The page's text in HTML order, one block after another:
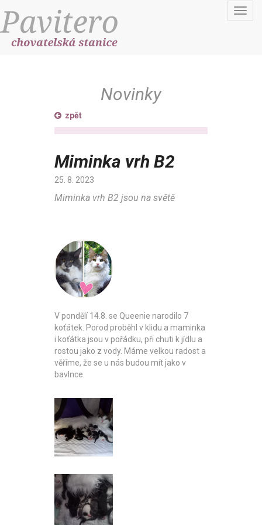
Novinky
zpět
Miminka vrh B2
25. 8. 2023
Miminka vrh B2 jsou na světě
V pondělí 14.8. se Queenie narodilo 7
koťátek. Porod proběhl v klidu a maminka
i koťátka jsou v pořádku, při chuti k jídlu a
rostou jako z vody. Máme velkou radost a
věříme, že se u nás budou mít jako v
bavlnce.